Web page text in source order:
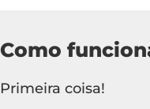
Como
Primeira coisa!